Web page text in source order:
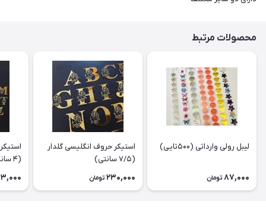
محصولات مرتبط
لیبل رولی وارداتی (۵۰۰تایی)
87,000 تومان
استیکر حروف انگلیسی گلدار
(۷/۵ سانتی)
230,000 تومان
(۴ سانتی)